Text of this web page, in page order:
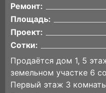
Ремонт:
Площадь:
Проект:
Сотки:
Продаётся дом 1, 5
земельном участке 6
Первый этаж 3